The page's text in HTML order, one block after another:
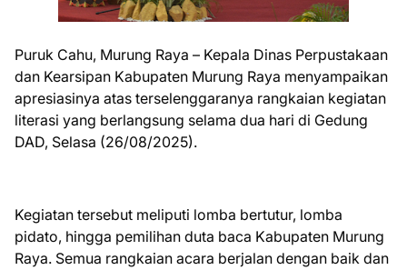
Puruk Cahu, Murung Raya – Kepala Dinas Perpustakaan
dan Kearsipan Kabupaten Murung Raya menyampaikan
apresiasinya atas terselenggaranya rangkaian kegiatan
literasi yang berlangsung selama dua hari di Gedung
DAD, Selasa (26/08/2025).
Kegiatan tersebut meliputi lomba bertutur, lomba
pidato, hingga pemilihan duta baca Kabupaten Murung
Raya. Semua rangkaian acara berjalan dengan baik dan